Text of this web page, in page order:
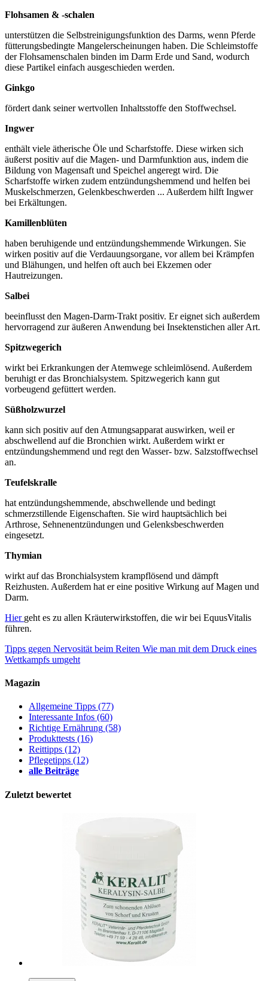
Flohsamen & -schalen
unterstützen die Selbstreinigungsfunktion des Darms, wenn Pferde
fütterungsbedingte Mangelerscheinungen haben. Die Schleimstoffe
der Flohsamenschalen binden im Darm Erde und Sand, wodurch
diese Partikel einfach ausgeschieden werden.
Ginkgo
fördert dank seiner wertvollen Inhaltsstoffe den Stoffwechsel.
Ingwer
enthält viele ätherische Öle und Scharfstoffe. Diese wirken sich
äußerst positiv auf die Magen- und Darmfunktion aus, indem die
Bildung von Magensaft und Speichel angeregt wird. Die
Scharfstoffe wirken zudem entzündungshemmend und helfen bei
Muskelschmerzen, Gelenkbeschwerden ... Außerdem hilft Ingwer
bei Erkältungen.
Kamillenblüten
haben beruhigende und entzündungshemmende Wirkungen. Sie
wirken positiv auf die Verdauungsorgane, vor allem bei Krämpfen
und Blähungen, und helfen oft auch bei Ekzemen oder
Hautreizungen.
Salbei
beeinflusst den Magen-Darm-Trakt positiv. Er eignet sich außerdem
hervorragend zur äußeren Anwendung bei Insektenstichen aller Art.
Spitzwegerich
wirkt bei Erkrankungen der Atemwege schleimlösend. Außerdem
beruhigt er das Bronchialsystem. Spitzwegerich kann gut
vorbeugend gefüttert werden.
Süßholzwurzel
kann sich positiv auf den Atmungsapparat auswirken, weil er
abschwellend auf die Bronchien wirkt. Außerdem wirkt er
entzündungshemmend und regt den Wasser- bzw. Salzstoffwechsel
an.
Teufelskralle
hat entzündungshemmende, abschwellende und bedingt
schmerzstillende Eigenschaften. Sie wird hauptsächlich bei
Arthrose, Sehnenentzündungen und Gelenksbeschwerden
eingesetzt.
Thymian
wirkt auf das Bronchialsystem krampflösend und dämpft
Reizhusten. Außerdem hat er eine positive Wirkung auf Magen und
Darm.
Hier geht es zu allen Kräuterwirkstoffen, die wir bei EquusVitalis
führen.
Tipps gegen Nervosität beim Reiten Wie man mit dem Druck eines
Wettkampfs umgeht
Magazin
Allgemeine Tipps (77)
Interessante Infos (60)
Richtige Ernährung (58)
Produkttests (16)
Reittipps (12)
Pflegetipps (12)
alle Beiträge
Zuletzt bewertet